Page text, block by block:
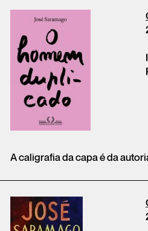
A caligrafia da capa é da